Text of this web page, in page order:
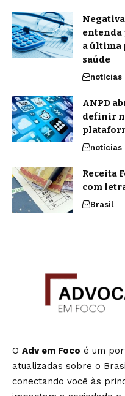
entenda
a última
saúde
notícias
ANPD
definir
notícias
Receita
com
Brasil
O Adv em Foco é um
atualizadas sobre o
conectando você às